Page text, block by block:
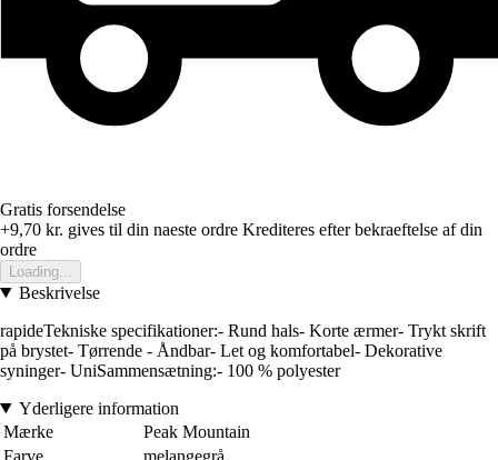
Gratis forsendelse
+9,70 kr. gives til din naeste ordre Krediteres efter bekraeftelse af din
ordre
Loading...
Beskrivelse
rapideTekniske specifikationer:- Rund hals- Korte ærmer- Trykt skrift
på brystet- Tørrende - Åndbar- Let og komfortabel- Dekorative
syninger- UniSammensætning:- 100 % polyester
Yderligere information
Mærke
Peak Mountain
Farve
melangegrå